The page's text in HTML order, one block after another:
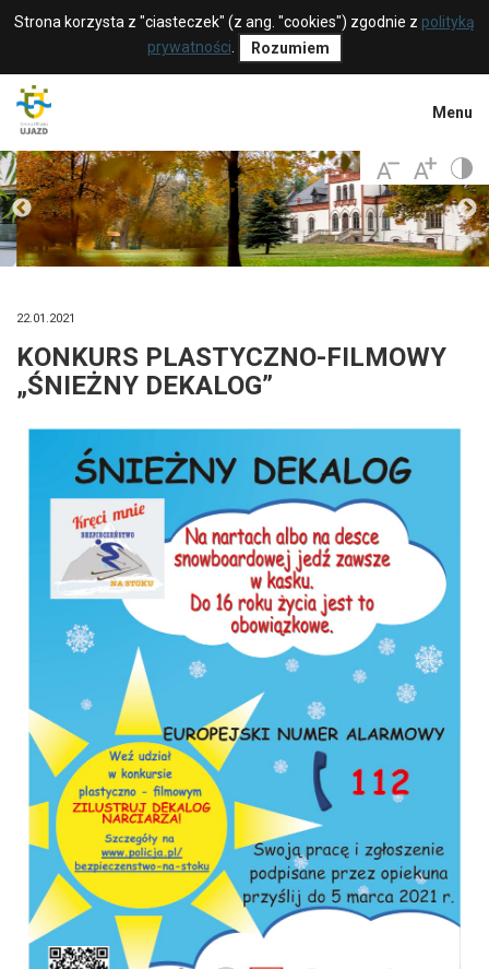
Strona korzysta z "ciasteczek" (z ang. "cookies") zgodnie z polityką
prywatności
Rozumiem
Menu
22.01.2021
KONKURS PLASTYCZNO-FILMOWY
„ŚNIEŻNY DEKALOG”